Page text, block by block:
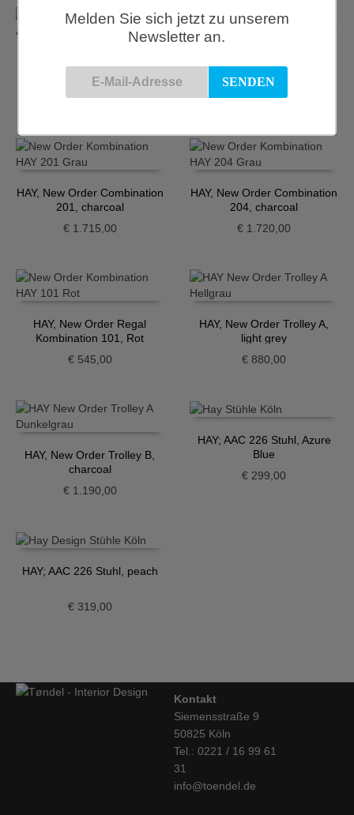
Cremeweiss-Chrom
€319,00
€299,00
HAY, New Order Combination
201, charcoal
€1.715,00
HAY, New Order Combination
204, charcoal
€ 1.720,00
HAY, New Order Regal
Kombination 101, Rot
€545,00
HAY, New Order Trolley A,
light grey
€ 880,00
HAY, New Order Trolley B,
charcoal
€1.190,00
HAY; AAC 226 Stuhl, Azure
Blue
€ 299,00
HAY; AAC 226 Stuhl, peach
€319,00
Kontakt
Siemensstraße 9
50825 Köln
Tel.: 0221 / 16 99 61
31
info@toendel.de
Melden Sie sich jetzt zu unserem
Newsletter an.